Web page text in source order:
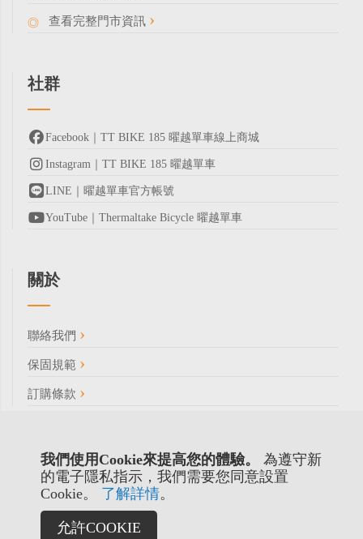
我們使用Cookie來提高您的體驗。
為遵守新
的電子隱私指示，我們需要您同意設置
Cookie。 了解詳情。
允許COOKIE
查看完整門市資訊
社群
Facebook｜TT BIKE 185 曜越單車線上商城
Instagram｜TT BIKE 185 曜越單車
LINE｜曜越單車官方帳號
YouTube｜Thermaltake Bicycle 曜越單車
關於
聯絡我們
保固規範
訂購條款